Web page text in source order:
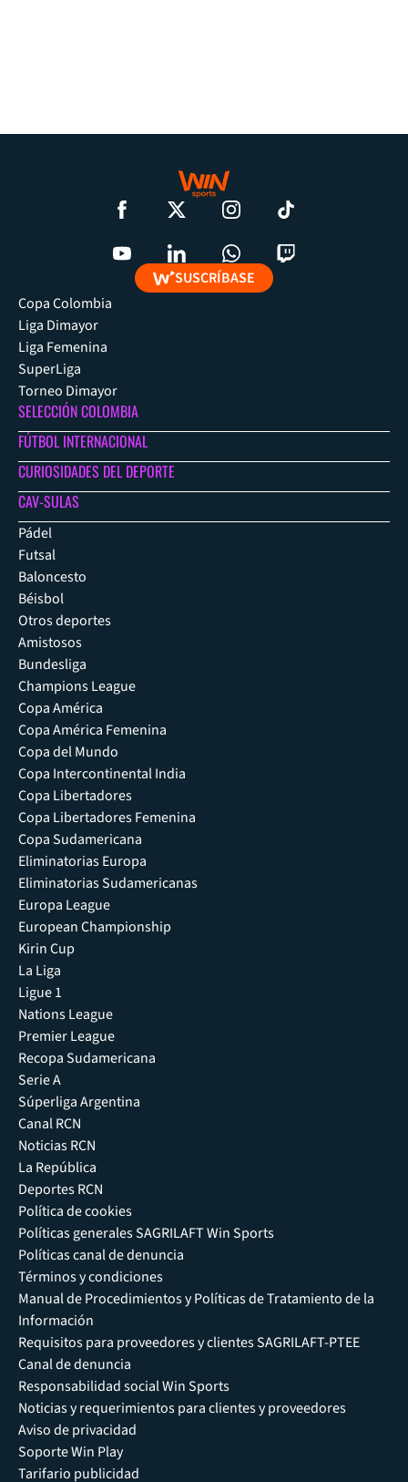
SUSCRÍBASE
Copa Colombia
Liga Dimayor
Liga Femenina
SuperLiga
Torneo Dimayor
SELECCIÓN COLOMBIA
FÚTBOL INTERNACIONAL
CURIOSIDADES DEL DEPORTE
CAV-SULAS
Pádel
Futsal
Baloncesto
Béisbol
Otros deportes
Amistosos
Bundesliga
Champions League
Copa América
Copa América Femenina
Copa del Mundo
Copa Intercontinental India
Copa Libertadores
Copa Libertadores Femenina
Copa Sudamericana
Eliminatorias Europa
Eliminatorias Sudamericanas
Europa League
European Championship
Kirin Cup
La Liga
Ligue 1
Nations League
Premier League
Recopa Sudamericana
Serie A
Súperliga Argentina
Canal RCN
Noticias RCN
La República
Deportes RCN
Política de cookies
Políticas generales SAGRILAFT Win Sports
Políticas canal de denuncia
Términos y condiciones
Manual de Procedimientos y Políticas de Tratamiento de la
Información
Requisitos para proveedores y clientes SAGRILAFT-PTEE
Canal de denuncia
Responsabilidad social Win Sports
Noticias y requerimientos para clientes y proveedores
Aviso de privacidad
Soporte Win Play
Tarifario publicidad